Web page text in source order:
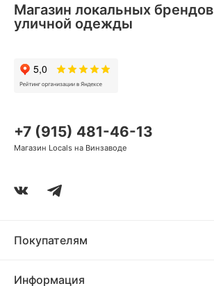
Покупателям
Информация
+7 (915) 481-46-13
Магазин Locals на Винзаводе
Магазин локальных брендов
уличной одежды